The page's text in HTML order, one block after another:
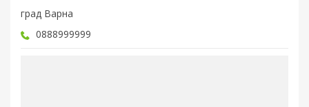
град Варна
0888999999